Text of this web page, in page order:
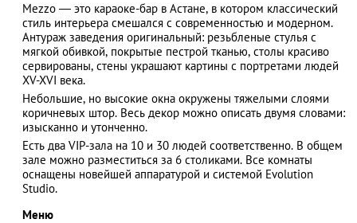
АЗАД
Mezzo — это караоке-бар в Астане, в котором классический
стиль интерьера смешался с современностью и модерном.
Антураж заведения оригинальный: резьбленые стулья с
мягкой обивкой, покрытые пестрой тканью, столы красиво
сервированы, стены украшают картины с портретами людей
XV-XVI века.
Небольшие, но высокие окна окружены тяжелыми слоями
коричневых штор. Весь декор можно описать двумя словами:
изысканно и утонченно.
Есть два VIP-зала на 10 и 30 людей соответственно. В общем
зале можно разместиться за 6 столиками. Все комнаты
оснащены новейшей аппаратурой и системой Evolution
Studio.
Меню